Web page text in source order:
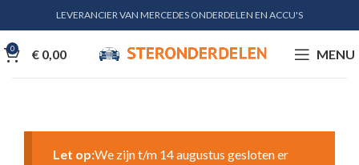
LEVERANCIER VAN MERCEDES ONDERDELEN EN ACCU'S
0 € 0,00 MENU
Let op:We zijn t/m 14 augustus gesloten er